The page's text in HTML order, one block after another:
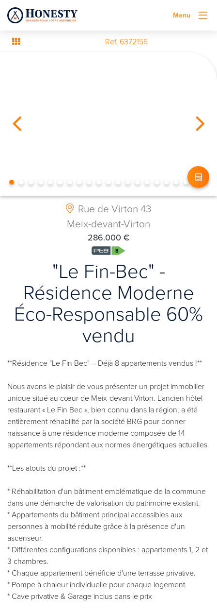
Menu
Ref. 6372156
Rue de Virton 43
Meix-devant-Virton
286.000 €
"Le Fin-Bec" -
Résidence Moderne
Éco-Responsable 60%
vendu
**Résidence "Le Fin Bec" – Déjà 8 appartements vendus !**
Nous avons le plaisir de vous présenter un projet immobilier
unique situé au cœur de Meix-devant-Virton. L'ancien hôtel-
restaurant « Le Fin Bec », bien connu dans la région, a été
entièrement réhabilité par la société BRG pour donner
naissance à une résidence moderne composée de 14
appartements répondant aux normes énergétiques actuelles.
**Les atouts du projet :**
* Réhabilitation d'un bâtiment emblématique de la commune
dans une démarche de valorisation du patrimoine existant.
* Appartements du bâtiment principal accessibles aux
personnes à mobilité réduite grâce à la présence d'un
ascenseur.
* Différentes configurations disponibles : appartements 1, 2 et
3 chambres.
* Chaque appartement bénéficie d'une terrasse privative.
* Pompe à chaleur individuelle pour chaque logement.
* Cave privative & Garage inclus dans le prix